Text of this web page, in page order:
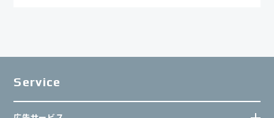
Service